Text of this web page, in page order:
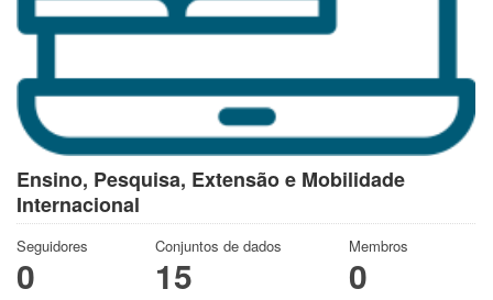
Ensino, Pesquisa, Extensão e Mobilidade
Internacional
Seguidores
0
Conjuntos de dados
15
Membros
0